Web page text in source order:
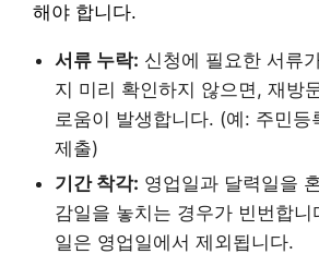
해야 합니다.
서류 누락: 신청에 필요한 서류
지 미리 확인하지 않으면, 재방
로움이 발생합니다. (예: 주민등
제출)
기간 착각: 영업일과 달력일을
감일을 놓치는 경우가 빈번합니
일은 영업일에서 제외됩니다.